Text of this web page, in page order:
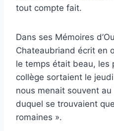
tout compte fait.
Dans ses Mémoires
Chateaubriand écrit en
le temps était beau, les
collège sortaient le
nous menait souvent
duquel se trouvaient
romaines ».